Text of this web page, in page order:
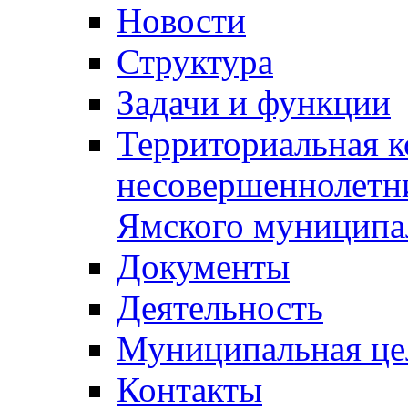
Новости
Структура
Задачи и функции
Территориальная
Ямского
Документы
Деятельность
Муниципальная
Контакты